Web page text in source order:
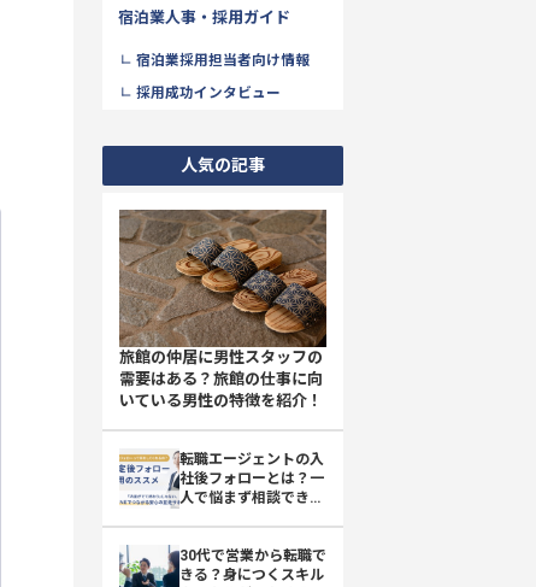
宿泊業人事・採用ガイド
宿泊業採用担当者向け情報
採用成功インタビュー
人気の記事
旅館の仲居に男性スタッフの
需要はある？旅館の仕事に向
いている男性の特徴を紹介！
転職エージェントの入
社後フォローとは？一
人で悩まず相談できる
30代で営業から転職で
きる？身につくスキル